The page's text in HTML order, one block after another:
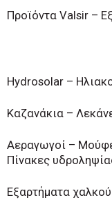
Προϊόντα Valsir –
Hydrosolar –
Καζανάκια –
Αεραγωγοί –
Πίνακες
Εξαρτήματα χαλκού